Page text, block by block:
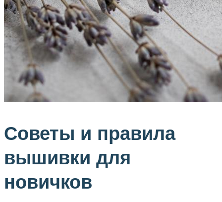
Советы и правила
вышивки для
новичков